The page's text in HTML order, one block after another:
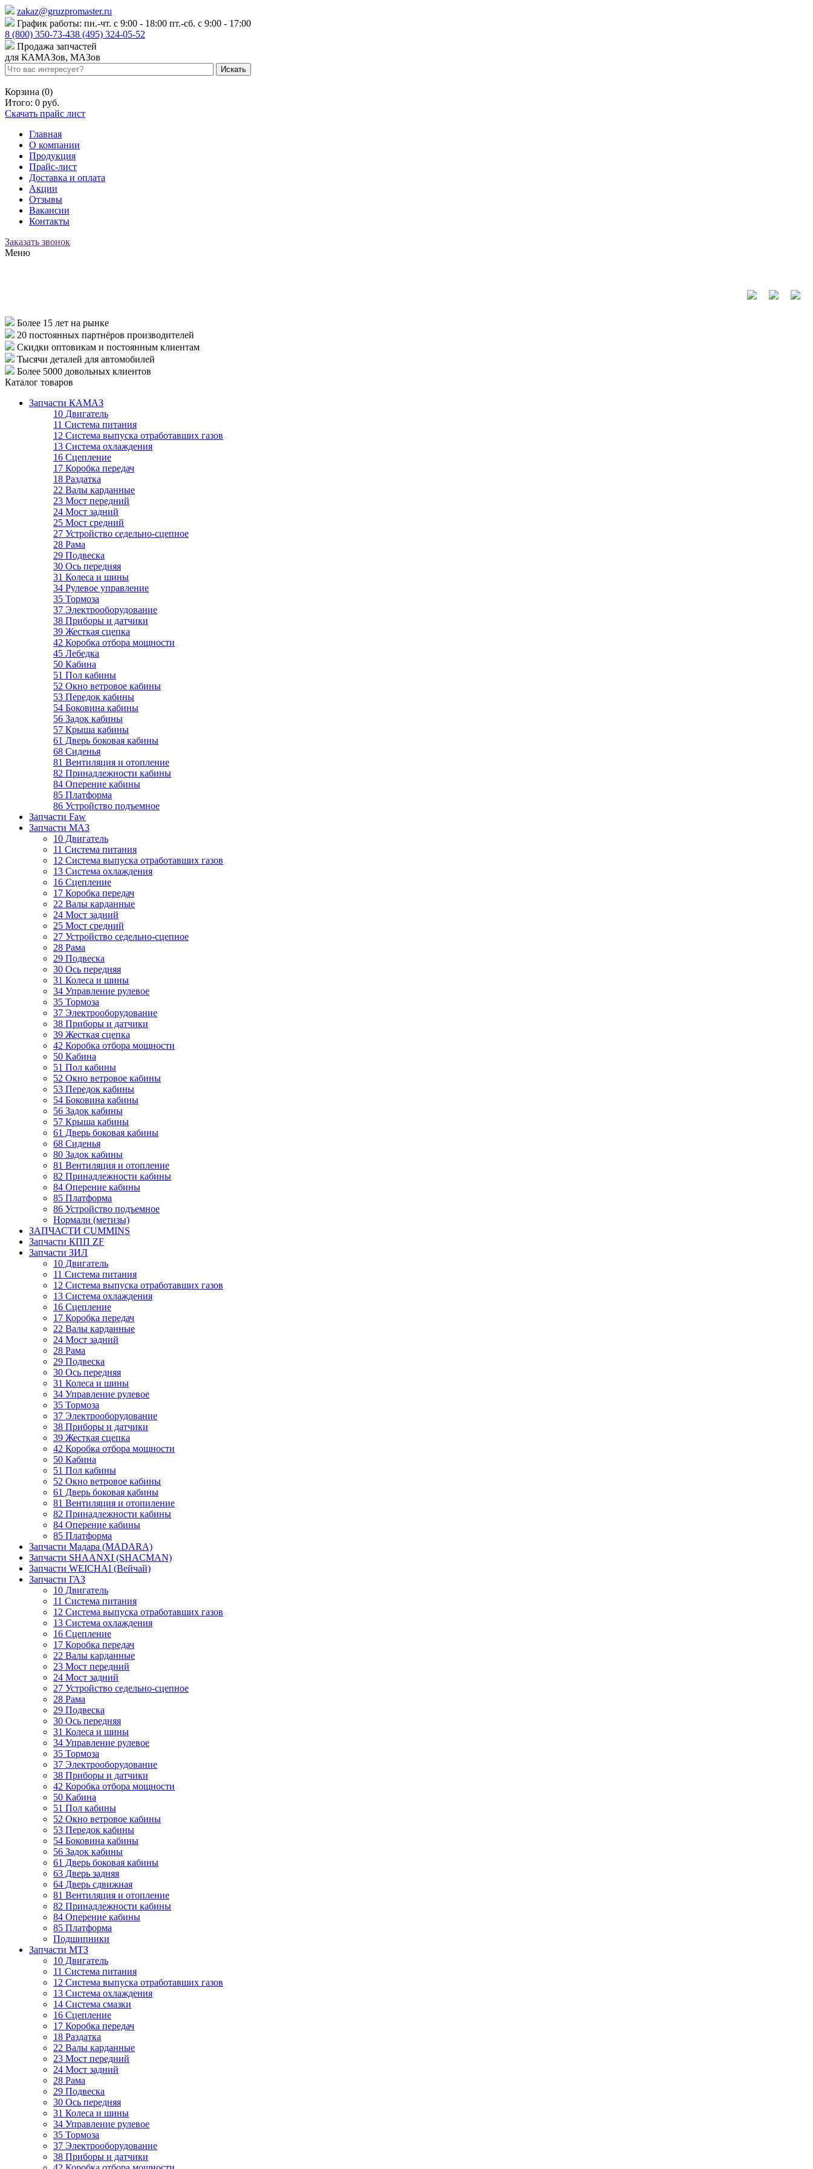
zakaz@gruzpromaster.ru
График работы: пн.-чт. с 9:00 - 18:00 пт.-сб. с 9:00 - 17:00
8 (800) 350-73-438 (495) 324-05-52
Продажа запчастей
для КАМАЗов, МАЗов
Корзина (0)
Итого: 0 руб.
Скачать прайс лист
Главная
О компании
Продукция
Прайс-лист
Доставка и оплата
Акции
Отзывы
Вакансии
Контакты
Заказать звонок
Меню
Более 15 лет на рынке
20 постоянных партнёров производителей
Скидки оптовикам и постоянным клиентам
Тысячи деталей для автомобилей
Более 5000 довольных клиентов
Каталог товаров
Запчасти КАМАЗ
10 Двигатель
11 Система питания
12 Система выпуска отработавших газов
13 Система охлаждения
16 Сцепление
17 Коробка передач
18 Раздатка
22 Валы карданные
23 Мост передний
24 Мост задний
25 Мост средний
27 Устройство седельно-сцепное
28 Рама
29 Подвеска
30 Ось передняя
31 Колеса и шины
34 Рулевое управление
35 Тормоза
37 Электрооборудование
38 Приборы и датчики
39 Жесткая сцепка
42 Коробка отбора мощности
45 Лебедка
50 Кабина
51 Пол кабины
52 Окно ветровое кабины
53 Передок кабины
54 Боковина кабины
56 Задок кабины
57 Крыша кабины
61 Дверь боковая кабины
68 Сиденья
81 Вентиляция и отопление
82 Принадлежности кабины
84 Оперение кабины
85 Платформа
86 Устройство подъемное
Запчасти Faw
Запчасти МАЗ
10 Двигатель
11 Система питания
12 Система выпуска отработавших газов
13 Система охлаждения
16 Сцепление
17 Коробка передач
22 Валы карданные
24 Мост задний
25 Мост средний
27 Устройство седельно-сцепное
28 Рама
29 Подвеска
30 Ось передняя
31 Колеса и шины
34 Управление рулевое
35 Тормоза
37 Электрооборудование
38 Приборы и датчики
39 Жесткая сцепка
42 Коробка отбора мощности
50 Кабина
51 Пол кабины
52 Окно ветровое кабины
53 Передок кабины
54 Боковина кабины
56 Задок кабины
57 Крыша кабины
61 Дверь боковая кабины
68 Сиденья
80 Задок кабины
81 Вентиляция и отопление
82 Принадлежности кабины
84 Оперение кабины
85 Платформа
86 Устройство подъемное
Нормали (метизы)
ЗАПЧАСТИ CUMMINS
Запчасти КПП ZF
Запчасти ЗИЛ
10 Двигатель
11 Система питания
12 Система выпуска отработавших газов
13 Система охлаждения
16 Сцепление
17 Коробка передач
22 Валы карданные
24 Мост задний
28 Рама
29 Подвеска
30 Ось передняя
31 Колеса и шины
34 Управление рулевое
35 Тормоза
37 Электрооборудование
38 Приборы и датчики
39 Жесткая сцепка
42 Коробка отбора мощности
50 Кабина
51 Пол кабины
52 Окно ветровое кабины
61 Дверь боковая кабины
81 Вентиляция и отопиление
82 Принадлежности кабины
84 Оперение кабины
85 Платформа
Запчасти Мадара (MADARA)
Запчасти SHAANXI (SHACMAN)
Запчасти WEICHAI (Вейчай)
Запчасти ГАЗ
10 Двигатель
11 Система питания
12 Система выпуска отработавших газов
13 Система охлаждения
16 Сцепление
17 Коробка передач
22 Валы карданные
23 Мост передний
24 Мост задний
27 Устройство седельно-сцепное
28 Рама
29 Подвеска
30 Ось передняя
31 Колеса и шины
34 Управление рулевое
35 Тормоза
37 Электрооборудование
38 Приборы и датчики
42 Коробка отбора мощности
50 Кабина
51 Пол кабины
52 Окно ветровое кабины
53 Передок кабины
54 Боковина кабины
56 Задок кабины
61 Дверь боковая кабины
63 Дверь задняя
64 Дверь сдвижная
81 Вентиляция и отопление
82 Принадлежности кабины
84 Оперение кабины
85 Платформа
Подшипники
Запчасти МТЗ
10 Двигатель
11 Система питания
12 Система выпуска отработавших газов
13 Система охлаждения
14 Система смазки
16 Сцепление
17 Коробка передач
18 Раздатка
22 Валы карданные
23 Мост передний
24 Мост задний
28 Рама
29 Подвеска
30 Ось передняя
31 Колеса и шины
34 Управление рулевое
35 Тормоза
37 Электрооборудование
38 Приборы и датчики